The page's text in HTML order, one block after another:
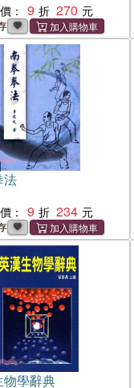
： 9 270
法
： 9 234
學辭典